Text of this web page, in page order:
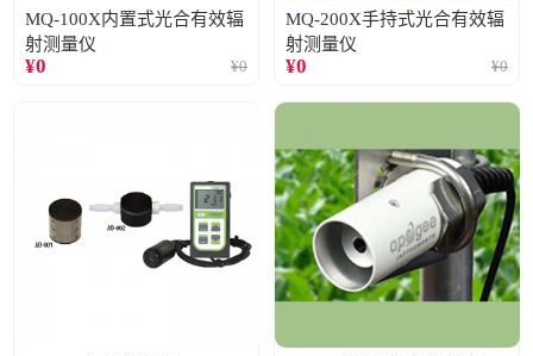
MQ-100X内置式光合有效辐
射测量仪
¥0 ¥0
MQ-200X手持式光合有效辐
射测量仪
¥0 ¥0